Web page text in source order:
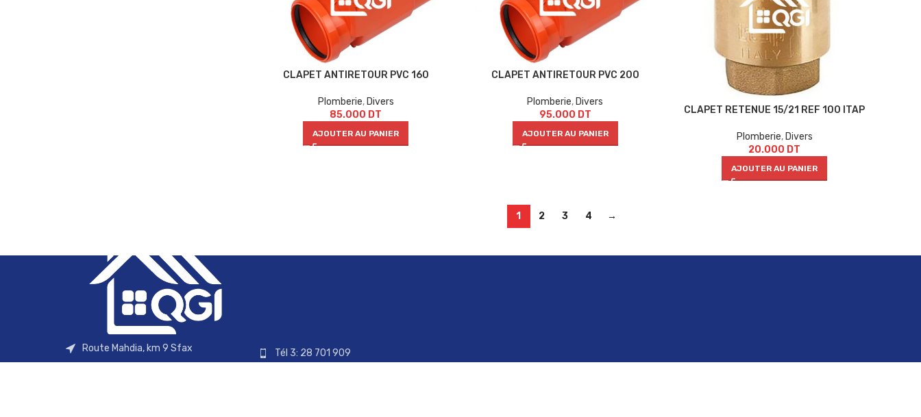
CLAPET ANTIRETOUR PVC 160
Plomberie, Divers
85.000 DT
AJOUTER AU PANIER
CLAPET ANTIRETOUR PVC 200
Plomberie, Divers
95.000 DT
AJOUTER AU PANIER
CLAPET RETENUE 15/21 REF 100 ITAP
Plomberie, Divers
20.000 DT
AJOUTER AU PANIER
1 2 3 4 →
Route Mahdia, km 9 Sfax
Tél 3: 28 701 909